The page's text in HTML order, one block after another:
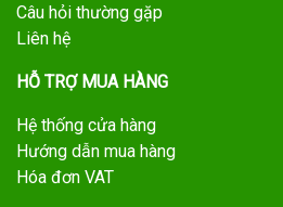
Câu hỏi thường gặp
Liên hệ
HỖ TRỢ MUA HÀNG
Hệ thống cửa hàng
Hướng dẫn mua hàng
Hóa đơn VAT